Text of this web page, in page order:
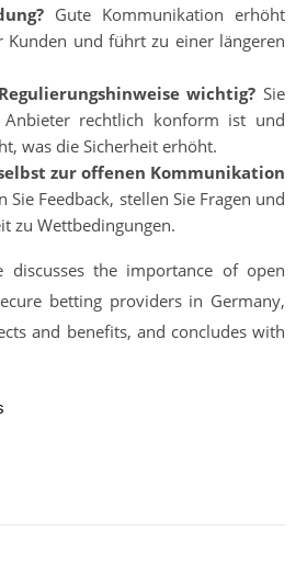
Gute Kommunikation erhöht
Kunden und führt zu einer längeren
wichtig? Sie
Anbieter rechtlich konform ist und
was die Sicherheit erhöht.
zur offenen Kommunikation
Sie Feedback, stellen Sie Fragen und
zu Wettbedingungen.
discusses the importance of open
betting providers in Germany,
and benefits, and concludes with